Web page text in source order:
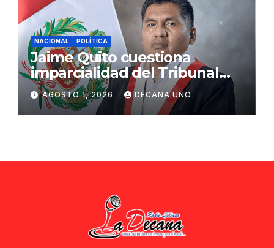
NACIONAL POLÍTICA
Jaime Quito cuestiona
imparcialidad del Tribunal
Constitucional tras liberación
de Ollanta Humala
AGOSTO 1, 2026 DECANA UNO